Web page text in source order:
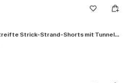
Blau Gestreifte Strick-Strand-Shorts mit Tunnelzug